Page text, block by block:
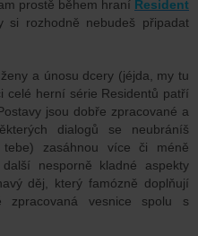
prostě během hraní Resident
si rozhodně nebudeš připadat
a únosu dcery (jéjda, my tu
celé herní série Residentů patří
jsou dobře zpracované a
dialogů se neubráníš
zasáhnou více či méně
nesporně kladné aspekty
děj, který famózně doplňují
zpracovaná vesnice spolu s